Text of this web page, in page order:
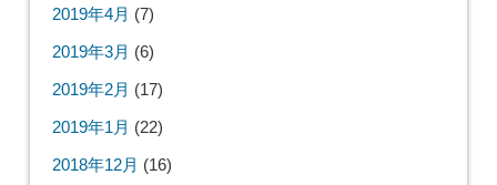
2020年1月 (12)
2019年12月(14)
2019年11月(14)
2019年10月(10)
2019年9月(10)